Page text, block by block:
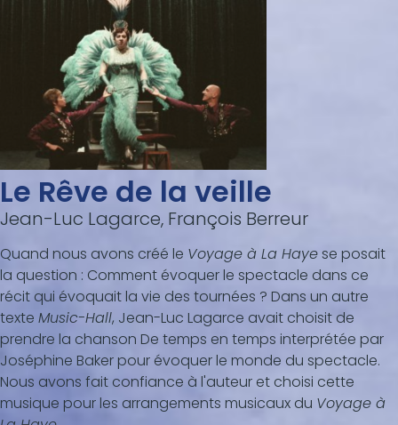
Le Rêve de la veille
Jean-Luc Lagarce, François Berreur
Quand nous avons créé le Voyage à La Hayese posait
la question : Comment évoquer le spectacle dans ce
récit qui évoquait la vie des tournées ? Dans un autre
texte Music-Hall, Jean-Luc Lagarce avait choisit de
prendre la chanson De temps en temps interprétée par
Joséphine Baker pour évoquer le monde du spectacle.
Nous avons fait confiance à l'auteur et choisi cette
musique pour les arrangements musicaux du Voyage à